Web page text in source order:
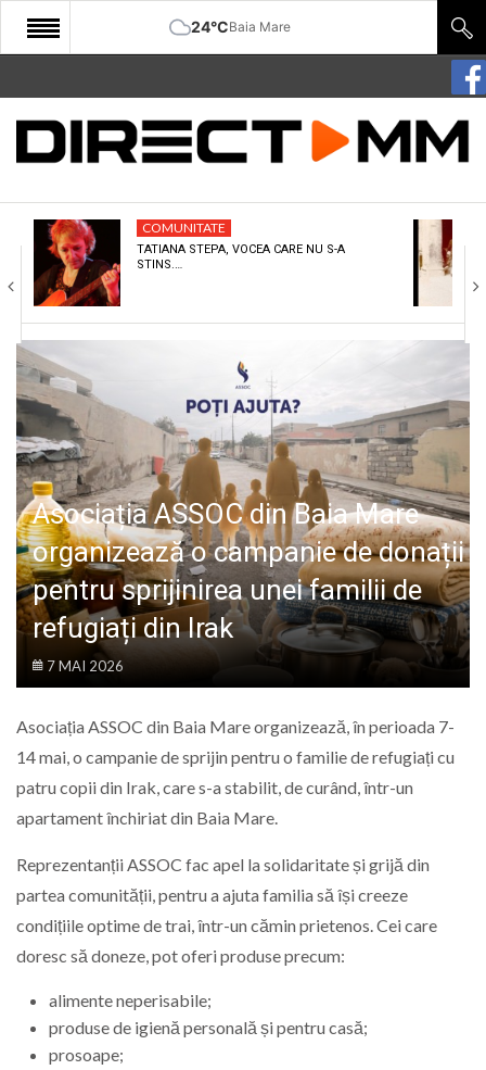
24°CBaia Mare
START
COMUNITATE
CULTURA
ECONOMIE
SANATATE
SPORT
SPECIAL
POLITIC
LIFE
COMUNITATE
TATIANA STEPA, VOCEA CARE NU S-A
STINS.…
Asociația ASSOC din Baia Mare
organizează o campanie de donații
pentru sprijinirea unei familii de
refugiați din Irak
7 MAI 2026
Asociația ASSOC din Baia Mare organizează, în perioada 7-
14 mai, o campanie de sprijin pentru o familie de refugiați cu
patru copii din Irak, care s-a stabilit, de curând, într-un
apartament închiriat din Baia Mare.
Reprezentanții ASSOC fac apel la solidaritate și grijă din
partea comunității, pentru a ajuta familia să își creeze
condițiile optime de trai, într-un cămin prietenos. Cei care
doresc să doneze, pot oferi produse precum:
alimente neperisabile;
produse de igienă personală și pentru casă;
prosoape;